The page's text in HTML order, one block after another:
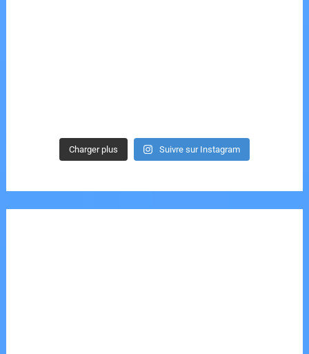
Charger plus Suivre sur Instagram